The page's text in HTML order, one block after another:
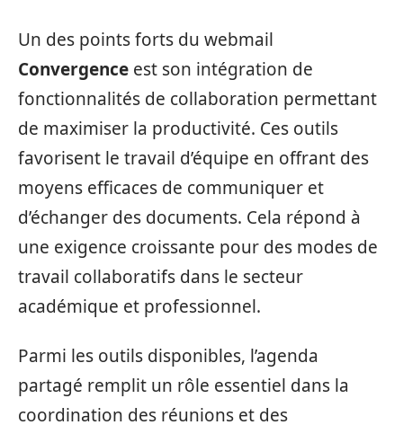
Un des points forts du webmail
Convergence est son intégration de
fonctionnalités de collaboration permettant
de maximiser la productivité. Ces outils
favorisent le travail d’équipe en offrant des
moyens efficaces de communiquer et
d’échanger des documents. Cela répond à
une exigence croissante pour des modes de
travail collaboratifs dans le secteur
académique et professionnel.
Parmi les outils disponibles, l’agenda
partagé remplit un rôle essentiel dans la
coordination des réunions et des